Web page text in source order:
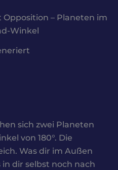
sich zwei Planeten
von 180°. Die
Was dir im Außen
dir selbst noch nach